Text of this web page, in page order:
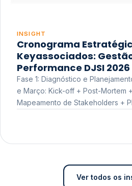
INSIGHT
Cronograma
Keyassociados:
Performance DJSI 2026
Fase 1: Diagnóstico e
e Março: Kick-off + Post-Mortem
Mapeamento de Stakeholders +
Ver todos os